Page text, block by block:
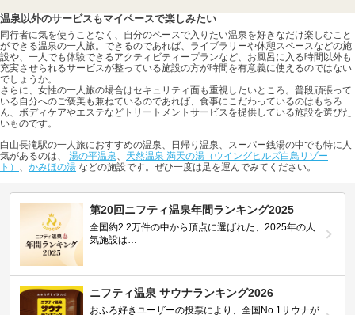
温泉以外のサービスもマイペースで楽しみたい
同行者に気を使うことなく、自分のペースで入りたい温泉を好きなだけ楽しむこと
ができる温泉の一人旅。できるのであれば、ライブラリーや休憩スペースなどの施
設や、一人でも体験できるアクティビティープランなど、お風呂に入る時間以外も
充実させられるサービスが整っている施設の方が時間を有意義に使えるのではない
でしょうか。
さらに、女性の一人旅の場合はセキュリティ面も重視したいところ。普段頑張って
いる自分へのご褒美も兼ねているのであれば、食事にこだわっているのはもちろ
ん、ボディケアやエステなどトリートメントサービスを提供している施設を選びた
いものです。
白山長滝駅の一人旅におすすめの温泉、日帰り温泉、スーパー銭湯の中でも特に人
気があるのは、 湯の平温泉、 天然温泉 満天の湯（ウイングヒルズ白鳥リゾー
ト） 、 かみほの湯 などの施設です。ぜひ一度は足を運んでみてください。
第20回ニフティ温泉年間ランキング2025
全国約2.2万件の中から頂点に選ばれた、2025年の人
気施設は…
ニフティ温泉 サウナランキング2026
おふろ好きユーザーの投票により、全国No.1サウナが